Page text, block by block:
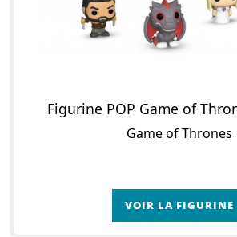
Figurine POP Game of
Game of Thrones
VOIR LA FIGURINE